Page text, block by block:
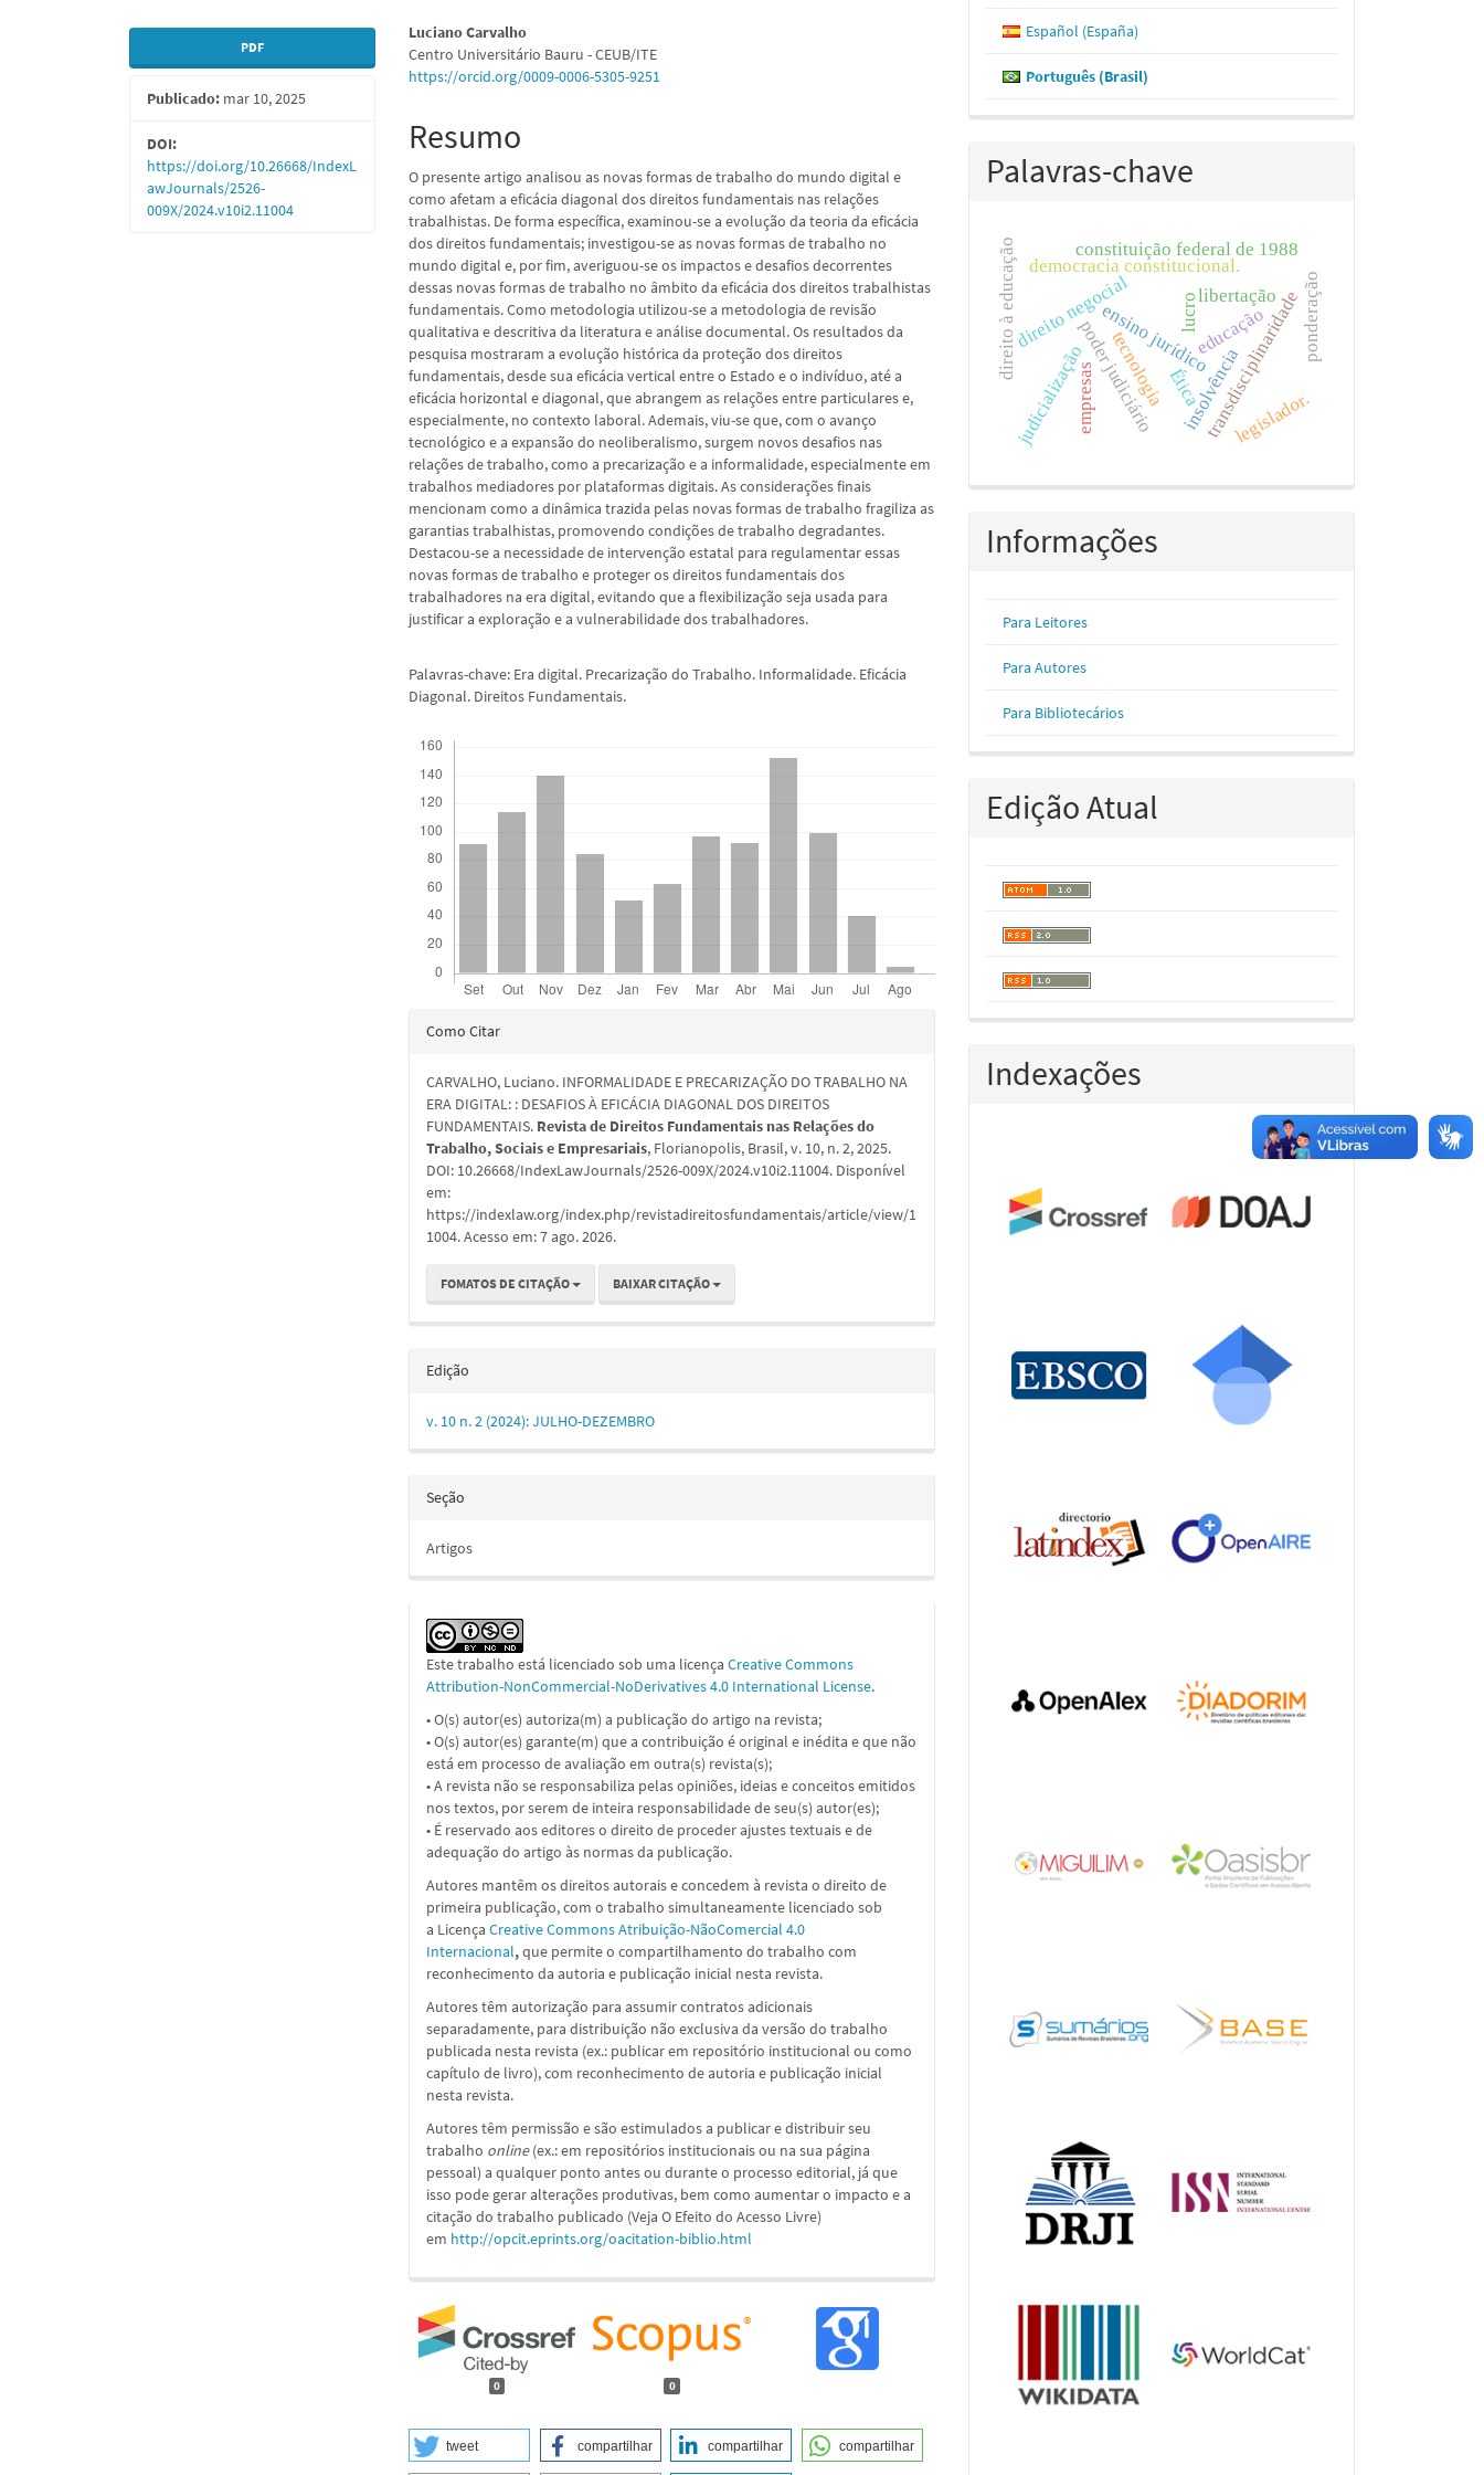
Barra
lateral
de
artigos
PDF
Publicado: mar 10, 2025
DOI:
https://doi.org/10.26668/IndexL
awJournals/2526-
009X/2024.v10i2.11004
Conteúdo
do
principal
Luciano Carvalho
Centro Universitário Bauru - CEUB/ITE
https://orcid.org/0009-0006-5305-9251
Resumo
O presente artigo analisou as novas formas de trabalho do mundo digital e
como afetam a eficácia diagonal dos direitos fundamentais nas relações
trabalhistas. De forma específica, examinou-se a evolução da teoria da eficácia
dos direitos fundamentais; investigou-se as novas formas de trabalho no
mundo digital e, por fim, averiguou-se os impactos e desafios decorrentes
dessas novas formas de trabalho no âmbito da eficácia dos direitos trabalhistas
fundamentais. Como metodologia utilizou-se a metodologia de revisão
qualitativa e descritiva da literatura e análise documental. Os resultados da
pesquisa mostraram a evolução histórica da proteção dos direitos
fundamentais, desde sua eficácia vertical entre o Estado e o indivíduo, até a
eficácia horizontal e diagonal, que abrangem as relações entre particulares e,
especialmente, no contexto laboral. Ademais, viu-se que, com o avanço
tecnológico e a expansão do neoliberalismo, surgem novos desafios nas
relações de trabalho, como a precarização e a informalidade, especialmente em
trabalhos mediadores por plataformas digitais. As considerações finais
mencionam como a dinâmica trazida pelas novas formas de trabalho fragiliza as
garantias trabalhistas, promovendo condições de trabalho degradantes.
Destacou-se a necessidade de intervenção estatal para regulamentar essas
novas formas de trabalho e proteger os direitos fundamentais dos
trabalhadores na era digital, evitando que a flexibilização seja usada para
justificar a exploração e a vulnerabilidade dos trabalhadores.
Palavras-chave: Era digital. Precarização do Trabalho. Informalidade. Eficácia
Diagonal. Direitos Fundamentais.
Detalhes
artigo
Como Citar
CARVALHO, Luciano. INFORMALIDADE E PRECARIZAÇÃO DO TRABALHO NA
ERA DIGITAL: : DESAFIOS À EFICÁCIA DIAGONAL DOS DIREITOS
FUNDAMENTAIS. Revista de Direitos Fundamentais nas Relações do
Trabalho, Sociais e Empresariais, Florianopolis, Brasil, v. 10, n. 2, 2025.
DOI: 10.26668/IndexLawJournals/2526-009X/2024.v10i2.11004. Disponível
em:
https://indexlaw.org/index.php/revistadireitosfundamentais/article/view/1
1004. Acesso em: 7 ago. 2026.
FOMATOS DE CITAÇÃO BAIXAR CITAÇÃO
Edição
v. 10 n. 2 (2024): JULHO-DEZEMBRO
Seção
Artigos
Este trabalho está licenciado sob uma licençaCreative Commons
Attribution-NonCommercial-NoDerivatives 4.0 International License.
• O(s) autor(es) autoriza(m) a publicação do artigo na revista;
• O(s) autor(es) garante(m) que a contribuição é original e inédita e que não
está em processo de avaliação em outra(s) revista(s);
• A revista não se responsabiliza pelas opiniões, ideias e conceitos emitidos
nos textos, por serem de inteira responsabilidade de seu(s) autor(es);
• É reservado aos editores o direito de proceder ajustes textuais e de
adequação do artigo às normas da publicação.
Autores mantêm os direitos autorais e concedem à revista o direito de
primeira publicação, com o trabalho simultaneamente licenciado sob
a LicençaCreative Commons Atribuição-NãoComercial 4.0
Internacional,que permite o compartilhamento do trabalho com
reconhecimento da autoria e publicação inicial nesta revista.
Autores têm autorização para assumir contratos adicionais
separadamente, para distribuição não exclusiva da versão do trabalho
publicada nesta revista (ex.: publicar em repositório institucional ou como
capítulo de livro), com reconhecimento de autoria e publicação inicial
nesta revista.
Autores têm permissão e são estimulados a publicar e distribuir seu
trabalho online(ex.: em repositórios institucionais ou na sua página
pessoal) a qualquer ponto antes ou durante o processo editorial, já que
isso pode gerar alterações produtivas, bem como aumentar o impacto e a
citação do trabalho publicado (Veja O Efeito do Acesso Livre)
em http://opcit.eprints.org/oacitation-biblio.html
0 0
tweet compartilhar compartilhar compartilhar
Español (España)
Português (Brasil)
Palavras-chave
direito negocial
democracia constitucional.
libertação
ensino jurídicotransdisciplinaridade
constituição federal de 1988
educação
poder judiciário
direito à educação
judicialização tecnologia
legislador.
ponderação
insolvência
empresas
lucro
Ética
Informações
Para Leitores
Para Autores
Para Bibliotecários
Edição Atual
Indexações